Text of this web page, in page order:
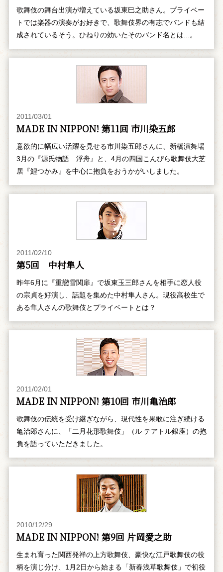
歌舞伎の舞台出演が増えている坂東巳之助さん。プライベー
トでは楽器の演奏がお好きで、歌舞伎界の有志でバンドも結
成されているそう。ひねりの効いたそのバンド名とは...。
2011/03/01
MADE IN NIPPON! 第11回 市川染五郎
意欲的に幅広い活躍を見せる市川染五郎さんに、新橋演舞場
3月の『源氏物語 浮舟』と、4月の四国こんぴら歌舞伎大芝
居『鯉つかみ』を中心に抱負をおうかがいしました。
2011/02/10
第5回 中村隼人
昨年6月に『重戀雪関扉』で坂東玉三郎さんを相手に恋人役
の宗貞を好演し、話題を集めた中村隼人さん。現役高校生で
ある隼人さんの歌舞伎とプライベートとは？
2011/02/01
MADE IN NIPPON! 第10回 市川亀治郎
歌舞伎の伝統を受け継ぎながら、現代性を果敢に注ぎ続ける
亀治郎さんに、「二月花形歌舞伎」（ル テアトル銀座）の抱
負を語っていただきました。
2010/12/29
MADE IN NIPPON! 第9回 片岡愛之助
生まれ育った関西発祥の上方歌舞伎、豪快な江戸歌舞伎の役
柄を演じ分け、1月2日から始まる「新春浅草歌舞伎」で初役